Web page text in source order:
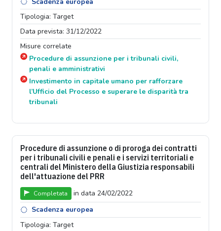
Tipologia: Target
Data prevista: 31/12/2022
Misure correlate
Procedure di assunzione per i tribunali civili,
penali e amministrativi
Investimento in capitale umano per rafforzare
l’Ufficio del Processo e superare le disparità tra
tribunali
Procedure di assunzione o di proroga dei contratti
per i tribunali civili e penali e i servizi territoriali e
centrali del Ministero della Giustizia responsabili
dell'attuazione del PRR
Completata
in data 24/02/2022
Scadenza europea
Tipologia: Target